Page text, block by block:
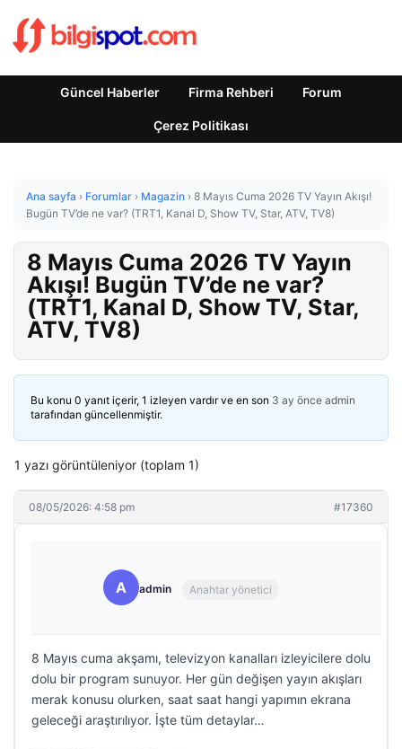
Güncel Haberler Firma Rehberi Forum
Çerez Politikası
Ana sayfa › Forumlar › Magazin › 8 Mayıs Cuma 2026 TV Yayın Akışı!
Bugün TV’de ne var? (TRT1, Kanal D, Show TV, Star, ATV, TV8)
8 Mayıs Cuma 2026 TV Yayın
Akışı! Bugün TV’de ne var?
(TRT1, Kanal D, Show TV, Star,
ATV, TV8)
Bu konu 0 yanıt içerir, 1 izleyen vardır ve en son 3 ay önce admin
tarafından güncellenmiştir.
1 yazı görüntüleniyor (toplam 1)
08/05/2026: 4:58 pm #17360
A admin Anahtar yönetici
8 Mayıs cuma akşamı, televizyon kanalları izleyicilere dolu
dolu bir program sunuyor. Her gün değişen yayın akışları
merak konusu olurken, saat saat hangi yapımın ekrana
geleceği araştırılıyor. İşte tüm detaylar…